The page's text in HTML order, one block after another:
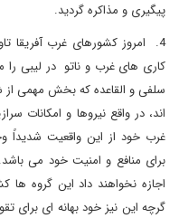
پیگیری و مذاکره گردید.
4. امروز کشورهای غرب آفریقا
کاری های غرب و ناتو در لیبی را
سلفی و القاعده که بخش مهمی از
اند، در واقع نیروها و امکانات
غرب خود از این واقعیت شدیداً
برای منافع و امنیت خود می باشد.
اجازه نخواهند داد این گروه
گرچه این نیز خود بهانه ای برای